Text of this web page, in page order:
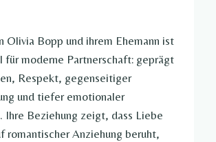
Olivia Bopp und ihrem Ehemann ist
für moderne Partnerschaft: geprägt
Respekt, gegenseitiger
und tiefer emotionaler
Ihre Beziehung zeigt, dass Liebe
romantischer Anziehung beruht,